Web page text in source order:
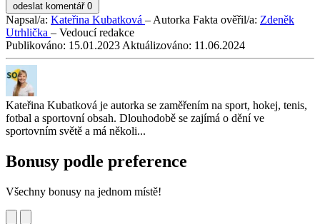
odeslat komentář 0
Napsal/a: Kateřina Kubatková – Autorka Fakta ověřil/a: Zdeněk
Utrhlička – Vedoucí redakce
Publikováno: 15.01.2023 Aktuálizováno: 11.06.2024
Kateřina Kubatková je autorka se zaměřením na sport, hokej, tenis,
fotbal a sportovní obsah. Dlouhodobě se zajímá o dění ve
sportovním světě a má několi...
Bonusy podle preference
Všechny bonusy na jednom místě!